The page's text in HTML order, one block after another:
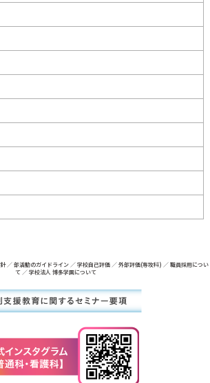
／部活動のガイドライン／学校自己評価／外部評価(専攻科) ／職員採用につい
て ／学校法人 博多学園について